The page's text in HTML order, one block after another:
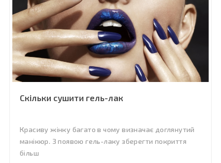
Скільки сушити гель-лак
Красиву жінку багато в чому визначає доглянутий
манікюр. З появою гель-лаку зберегти покриття
більш